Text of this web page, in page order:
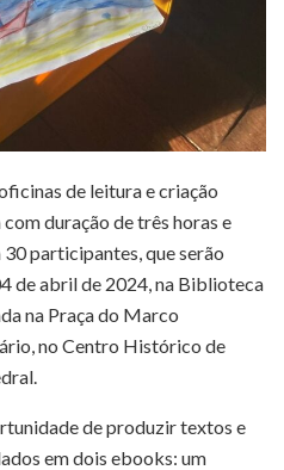
de leitura e criação
duração de três horas e
participantes, que serão
de abril de 2024, na Biblioteca
na Praça do Marco
no Centro Histórico de
de produzir textos e
em dois ebooks: um